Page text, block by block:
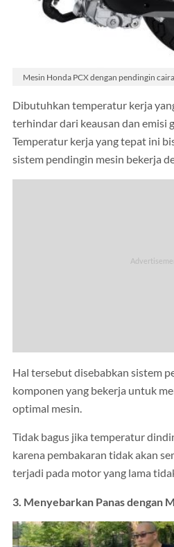
Mesin Honda PCX dengan pendingin
Dibutuhkan temperatur kerja
terhindar dari keausan dan emisi
Temperatur kerja yang tepat ini
sistem pendingin mesin bekerja
Hal tersebut disebabkan sistem
komponen yang bekerja untuk
optimal mesin.
Tidak bagus jika temperatur
karena pembakaran tidak akan
terjadi pada motor yang lama
3. Menyebarkan Panas dengan